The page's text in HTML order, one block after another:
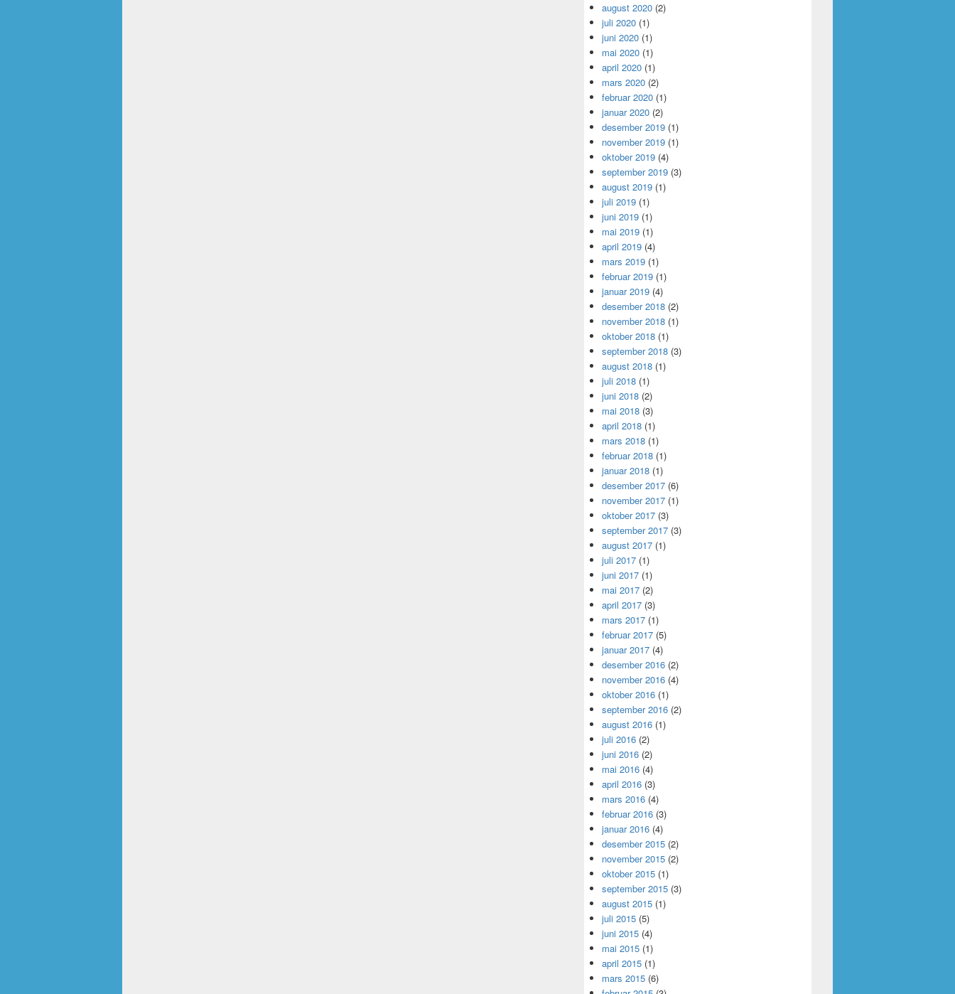
august 2020 (2)
juli 2020 (1)
juni 2020 (1)
mai 2020 (1)
april 2020 (1)
mars 2020 (2)
februar 2020 (1)
januar 2020 (2)
desember 2019 (1)
november 2019 (1)
oktober 2019 (4)
september 2019 (3)
august 2019 (1)
juli 2019 (1)
juni 2019 (1)
mai 2019 (1)
april 2019 (4)
mars 2019 (1)
februar 2019 (1)
januar 2019 (4)
desember 2018 (2)
november 2018 (1)
oktober 2018 (1)
september 2018 (3)
august 2018 (1)
juli 2018 (1)
juni 2018 (2)
mai 2018 (3)
april 2018 (1)
mars 2018 (1)
februar 2018 (1)
januar 2018 (1)
desember 2017 (6)
november 2017 (1)
oktober 2017 (3)
september 2017 (3)
august 2017 (1)
juli 2017 (1)
juni 2017 (1)
mai 2017 (2)
april 2017 (3)
mars 2017 (1)
februar 2017 (5)
januar 2017 (4)
desember 2016 (2)
november 2016 (4)
oktober 2016 (1)
september 2016 (2)
august 2016 (1)
juli 2016 (2)
juni 2016 (2)
mai 2016 (4)
april 2016 (3)
mars 2016 (4)
februar 2016 (3)
januar 2016 (4)
desember 2015 (2)
november 2015 (2)
oktober 2015 (1)
september 2015 (3)
august 2015 (1)
juli 2015 (5)
juni 2015 (4)
mai 2015 (1)
april 2015 (1)
mars 2015 (6)